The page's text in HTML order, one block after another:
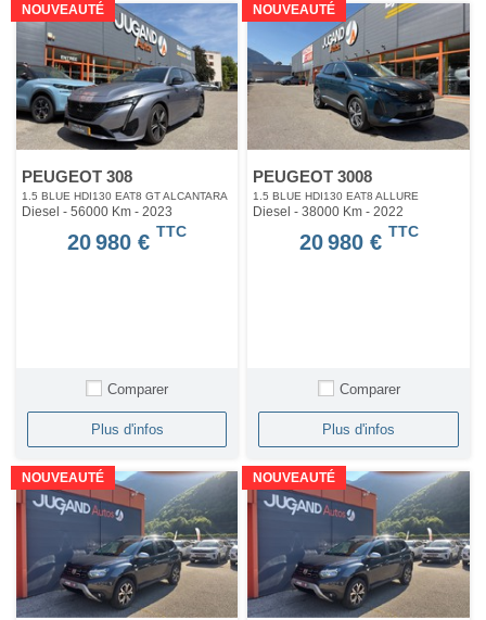
NOUVEAUTÉ
PEUGEOT 308
1.5 BLUE HDI130 EAT8 GT ALCANTARA
Diesel - 56000 Km - 2023
20 980 € TTC
Comparer
Plus d'infos
NOUVEAUTÉ
PEUGEOT 3008
1.5 BLUE HDI130 EAT8 ALLURE
Diesel - 38000 Km- 2022
20 980 € TTC
Comparer
Plus d'infos
NOUVEAUTÉ NOUVEAUTÉ